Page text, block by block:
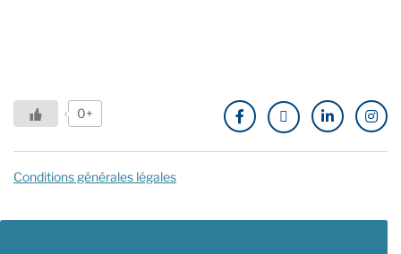
0+
Conditions générales légales